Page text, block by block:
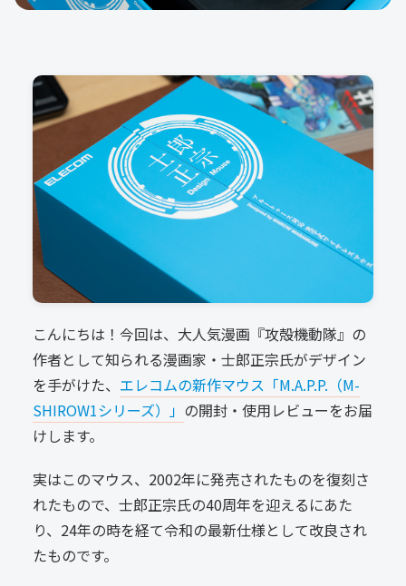
こんにちは！今回は、大人気漫画『攻殻機動隊』の
作者として知られる漫画家・士郎正宗氏がデザイン
を手がけた、 エレコムの新作マウス「M.A.P.P.（M-
SHIROW1シリーズ）」 の開封・使用レビューをお届
けします。
実はこのマウス、2002年に発売されたものを復刻さ
れたもので、士郎正宗氏の40周年を迎えるにあた
り、24年の時を経て令和の最新仕様として改良され
たものです。